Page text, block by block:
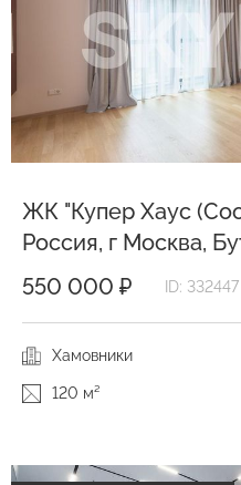
ЖК "Купер Хаус
Россия, г Москва,
550 000 ₽
ID: 332447
Хамовники
120 м²